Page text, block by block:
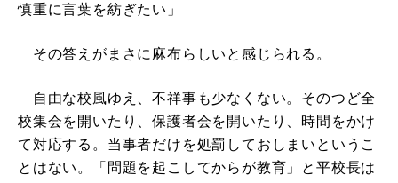
慎重に言葉を紡ぎたい」
その答えがまさに麻布らしいと感じられる。
自由な校風ゆえ、不祥事も少なくない。そのつど全
校集会を開いたり、保護者会を開いたり、時間をかけ
て対応する。当事者だけを処罰しておしまいというこ
とはない。「問題を起こしてからが教育」と平校長は